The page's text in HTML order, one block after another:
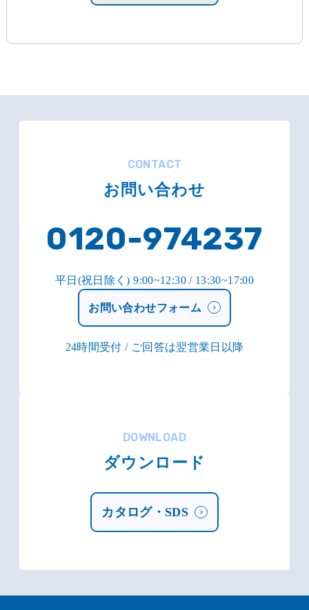
CONTACT
お問い合わせ
0120-974237
平日(祝日除く) 9:00~12:30 / 13:30~17:00
お問い合わせフォーム
24時間受付 / ご回答は翌営業日以降
DOWNLOAD
ダウンロード
カタログ・SDS